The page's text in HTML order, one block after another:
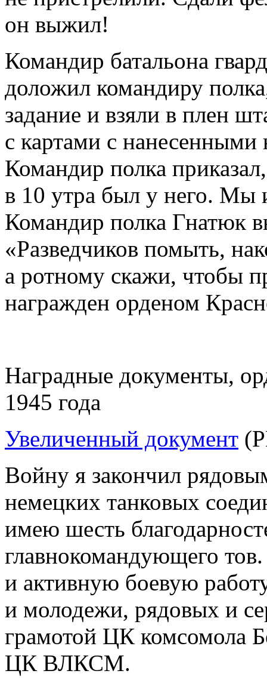
он выжил!
Командир батальона
доложил командиру
задание и взяли в плен
с картами с
Командир полка
в 10 утра был у него. Мы
Командир полка Гнатюк
«Разведчиков помыть,
а ротному скажи, чтобы
награжден орденом
Наградные документы,
1945 года
Увеличенный документ
Войну я закончил
немецких танковых
имею шесть
главнокомандующего
и активную боевую
и молодежи, рядовых и
грамотой ЦК комсомола
ЦК ВЛКСМ.